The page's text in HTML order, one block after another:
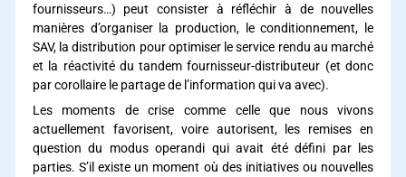
fournisseurs…) peut consister à réfléchir à de nouvelles
manières d’organiser la production, le conditionnement, le
SAV, la distribution pour optimiser le service rendu au marché
et la réactivité du tandem fournisseur-distributeur (et donc
par corollaire le partage de l’information qui va avec).
Les moments de crise comme celle que nous vivons
actuellement favorisent, voire autorisent, les remises en
question du modus operandi qui avait été défini par les
parties. S’il existe un moment où des initiatives ou nouvelles